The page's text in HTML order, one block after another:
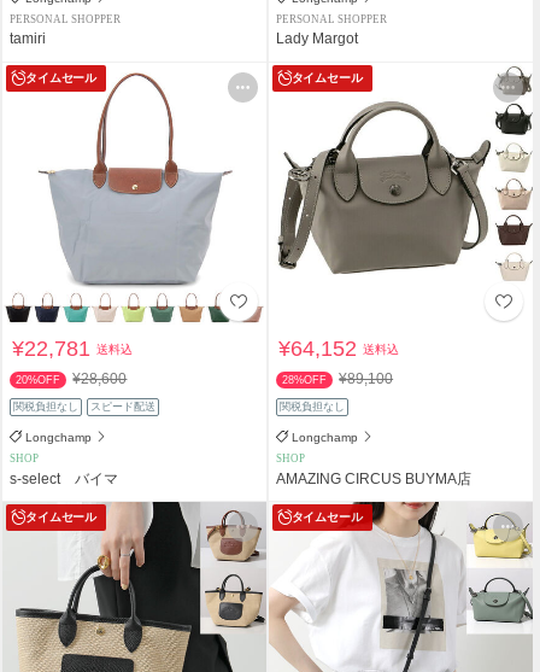
PERSONAL SHOPPER
tamiri
PERSONAL SHOPPER
Lady Margot
タイムセール
¥22,781送料込
20%OFF ¥28,600
関税負担なし スピード配送
Longchamp
SHOP
s-select バイマ
タイムセール
¥64,152送料込
28%OFF ¥89,100
関税負担なし
Longchamp
SHOP
AMAZING CIRCUS BUYMA店
タイムセール タイムセール